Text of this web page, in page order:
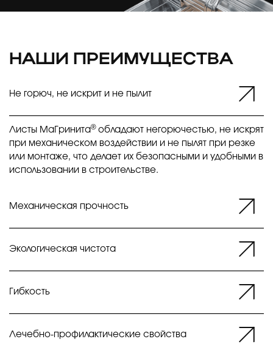
НАШИ ПРЕИМУЩЕСТВА
Не горюч, не искрит и не пылит
Листы МаГринита®обладают негорючестью, не искрят
при механическом воздействии и не пылят при резке
или монтаже, что делает их безопасными и удобными в
использовании в строительстве.
Механическая прочность
Экологическая чистота
Гибкость
Лечебно-профилактические свойства